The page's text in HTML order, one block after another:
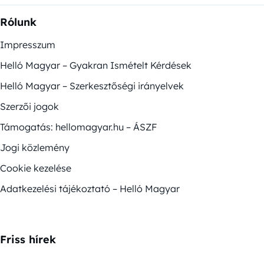
Rólunk
Impresszum
Helló Magyar – Gyakran Ismételt Kérdések
Helló Magyar – Szerkesztőségi irányelvek
Szerzői jogok
Támogatás: hellomagyar.hu – ÁSZF
Jogi közlemény
Cookie kezelése
Adatkezelési tájékoztató – Helló Magyar
Friss hírek